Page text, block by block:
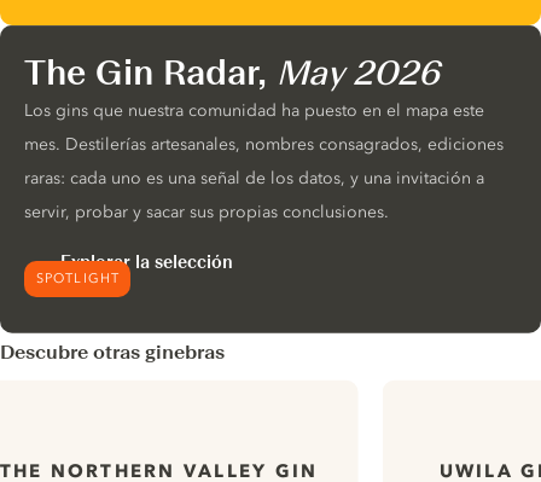
SPOTLIGHT
The Gin Radar, May 2026
Los gins que nuestra comunidad ha puesto en el mapa este
mes. Destilerías artesanales, nombres consagrados, ediciones
raras: cada uno es una señal de los datos, y una invitación a
servir, probar y sacar sus propias conclusiones.
Explorar la selección
Descubre otras ginebras
THE NORTHERN VALLEY GIN UWILA